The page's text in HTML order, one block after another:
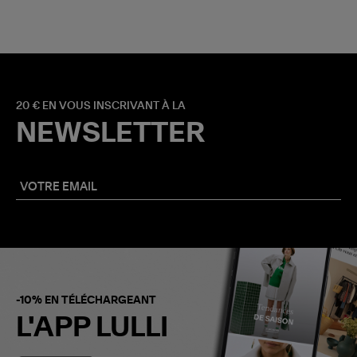
20 € EN VOUS INSCRIVANT À LA
NEWSLETTER
-10% EN TÉLÉCHARGEANT
L'APP LULLI